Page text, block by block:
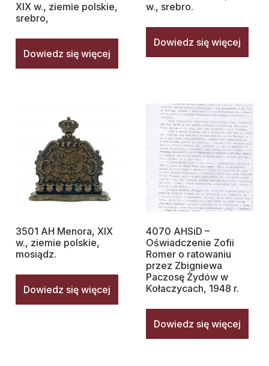
XIX w., ziemie polskie,
srebro,
Dowiedz się więcej
w., srebro.
Dowiedz się więcej
3501 AH Menora, XIX
w., ziemie polskie,
mosiądz.
Dowiedz się więcej
4070 AHSiD –
Oświadczenie Zofii
Romer o ratowaniu
przez Zbigniewa
Paczosę Żydów w
Kołaczycach, 1948 r.
Dowiedz się więcej